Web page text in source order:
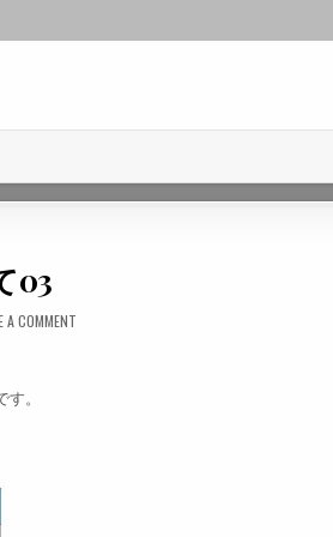
03
A COMMENT
。